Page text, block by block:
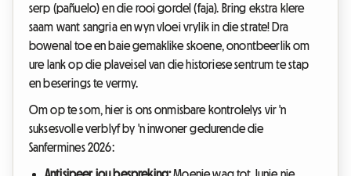
serp (pañuelo) en die rooi gordel (faja). Bring ekstra klere
saam want sangria en wyn vloei vrylik in die strate! Dra
bowenal toe en baie gemaklike skoene, onontbeerlik om
ure lank op die plaveisel van die historiese sentrum te stap
en beserings te vermy.
Om op te som, hier is ons onmisbare kontrolelys vir 'n
suksesvolle verblyf by 'n inwoner gedurende die
Sanfermines 2026: